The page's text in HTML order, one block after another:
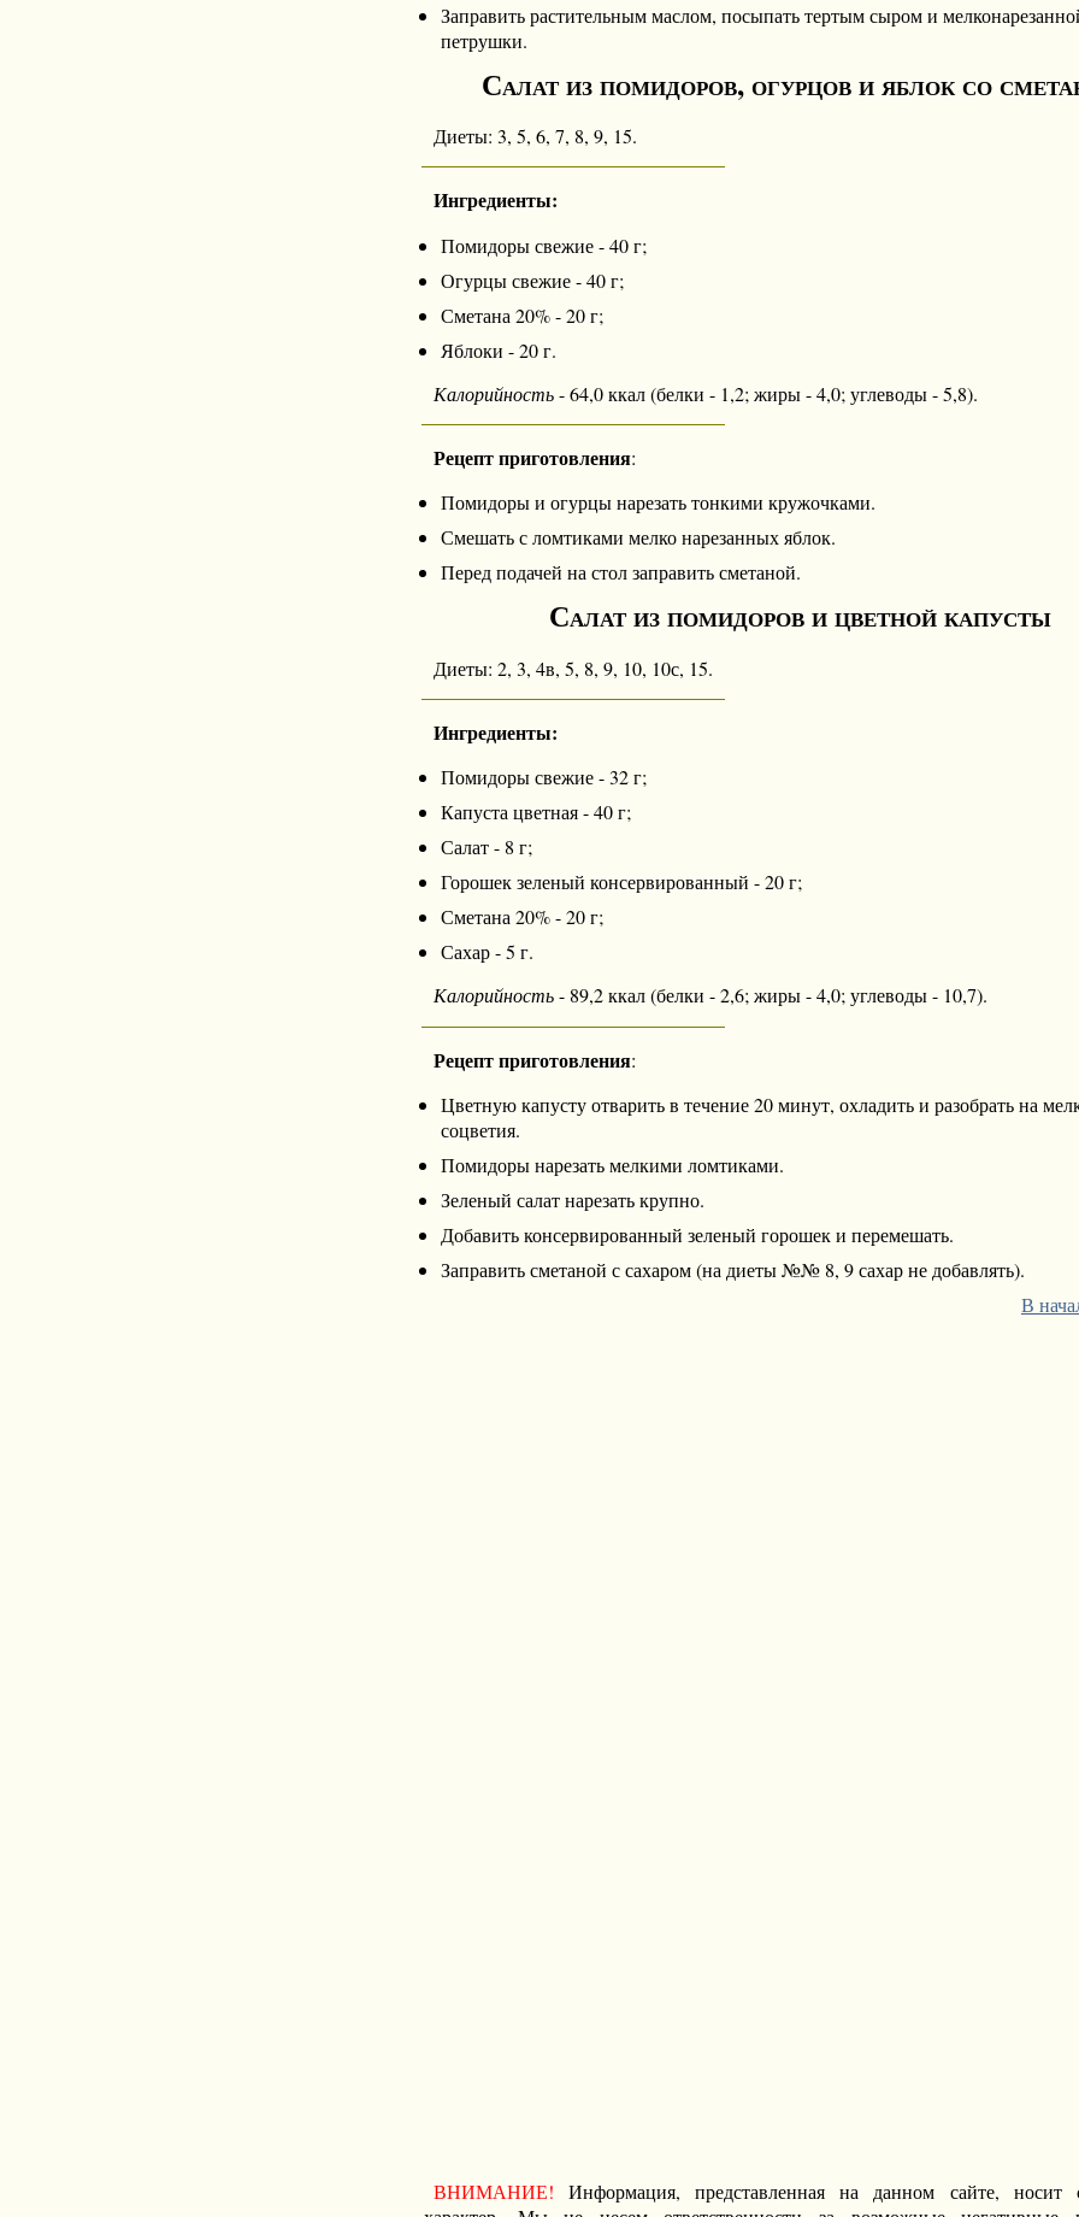
Заправить растительным маслом, посыпать тертым сыром и
петрушки.
Салат из помидоров, огурцов и яблок со
Диеты: 3, 5, 6, 7, 8, 9, 15.
Ингредиенты:
Помидоры свежие - 40 г;
Огурцы свежие - 40 г;
Сметана 20% - 20 г;
Яблоки - 20 г.
Калорийность- 64,0 ккал (белки - 1,2; жиры - 4,0; углеводы - 5,8).
Рецепт приготовления:
Помидоры и огурцы нарезать тонкими кружочками.
Смешать с ломтиками мелко нарезанных яблок.
Перед подачей на стол заправить сметаной.
Салат из помидоров и цветной капусты
Диеты: 2, 3, 4в, 5, 8, 9, 10, 10с, 15.
Ингредиенты:
Помидоры свежие - 32 г;
Капуста цветная - 40 г;
Салат - 8 г;
Горошек зеленый консервированный - 20 г;
Сметана 20% - 20 г;
Сахар - 5 г.
Калорийность- 89,2 ккал (белки - 2,6; жиры - 4,0; углеводы - 10,7).
Рецепт приготовления:
Цветную капусту отварить в течение 20 минут, охладить и разобрать на
соцветия.
Помидоры нарезать мелкими ломтиками.
Зеленый салат нарезать крупно.
Добавить консервированный зеленый горошек и перемешать.
Заправить сметаной с сахаром (на диеты №№ 8, 9 сахар не добавлять).
В
ВНИМАНИЕ! Информация, представленная на данном сайте, носит